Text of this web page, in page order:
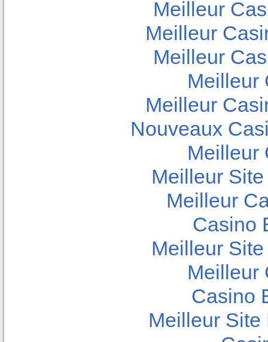
Meilleur
Meilleur
Meilleur
Meilleur
Meilleur
Nouveaux
Meilleur
Meilleur
Meilleur
Casino
Meilleur
Meilleur
Casino
Meilleur Site